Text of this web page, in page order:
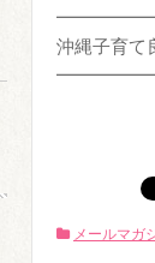
沖縄子育て
メールマガ